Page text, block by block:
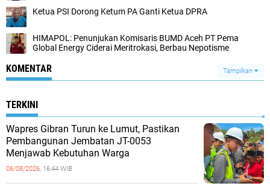
Ketua PSI Dorong Ketum PA Ganti Ketua DPRA
HIMAPOL: Penunjukan Komisaris BUMD Aceh PT Pema
Global Energy Ciderai Meritrokasi, Berbau Nepotisme
KOMENTAR Tampilkan
TERKINI
Wapres Gibran Turun ke Lumut, Pastikan
Pembangunan Jembatan JT-0053
Menjawab Kebutuhan Warga
06/08/2026, 16:44 WIB